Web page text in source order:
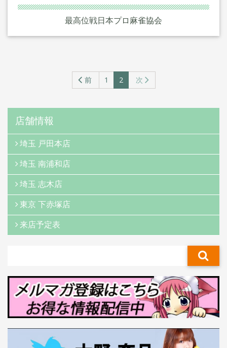
最高位戦日本プロ麻雀協会
前 1 2
（こ
次
店舗情報
埼玉 戸田本店
埼玉 南浦和店
埼玉 志木店
東京 下赤塚店
来店予定表